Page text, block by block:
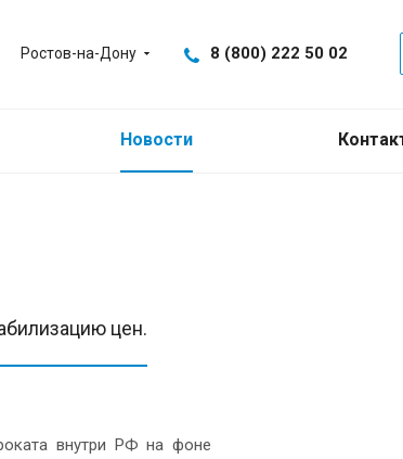
Ростов-на-Дону 8 (800) 222 50 02
Новости
цен.
внутри РФ на фоне